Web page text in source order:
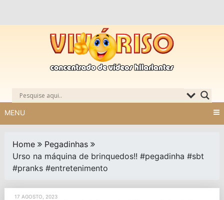
MENU
Home
Pegadinhas
Urso na máquina de brinquedos!! #pegadinha #sbt
#pranks #entretenimento
17 AGOSTO, 2023